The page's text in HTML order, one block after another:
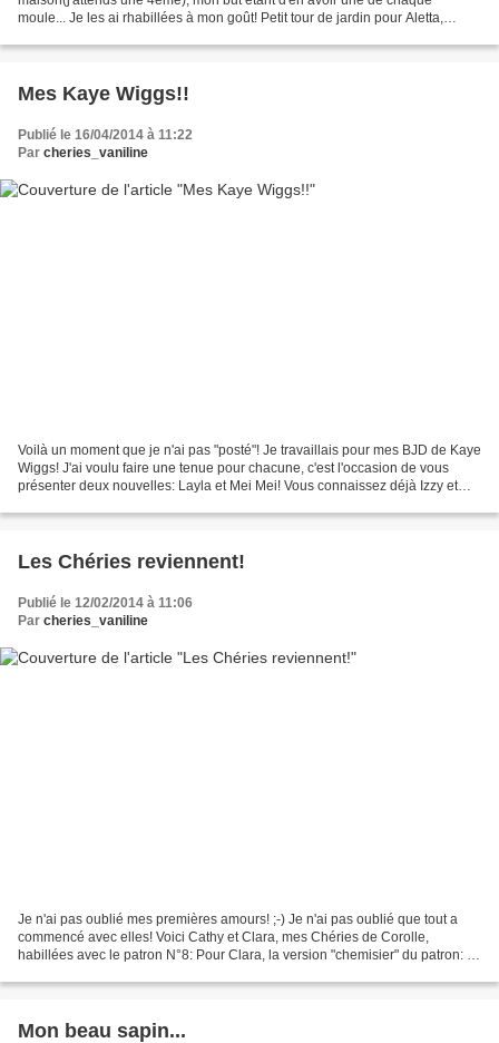
moule... Je les ai rhabillées à mon goût! Petit tour de jardin pour Aletta,
Mes Kaye Wiggs!!
Publié le 16/04/2014 à 11:22
Par cheries_vaniline
Voilà un moment que je n'ai pas "posté"! Je travaillais pour mes BJD de Kaye
Wiggs! J'ai voulu faire une tenue pour chacune, c'est l'occasion de vous
présenter deux nouvelles: Layla et Mei Mei! Vous connaissez déjà Izzy et
Les Chéries reviennent!
Publié le 12/02/2014 à 11:06
Par cheries_vaniline
Je n'ai pas oublié mes premières amours! ;-) Je n'ai pas oublié que tout a
commencé avec elles! Voici Cathy et Clara, mes Chéries de Corolle,
habillées avec le patron N°8: Pour Clara, la version "chemisier" du patron: Et
Mon beau sapin...